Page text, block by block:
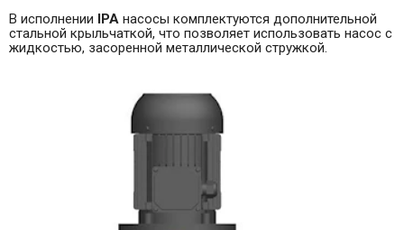
В исполнении IPA насосы комплектуются дополнительной
стальной крыльчаткой, что позволяет использовать насос с
жидкостью, засоренной металлической стружкой.